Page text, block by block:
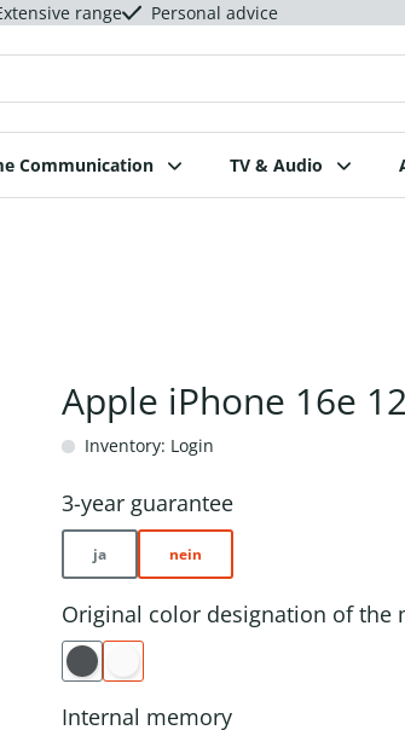
range Personal advice
Communication TV & Audio
Apple iPhone 16e
Inventory: Login
3-year guarantee
ja nein
Original color designation of the
Internal memory